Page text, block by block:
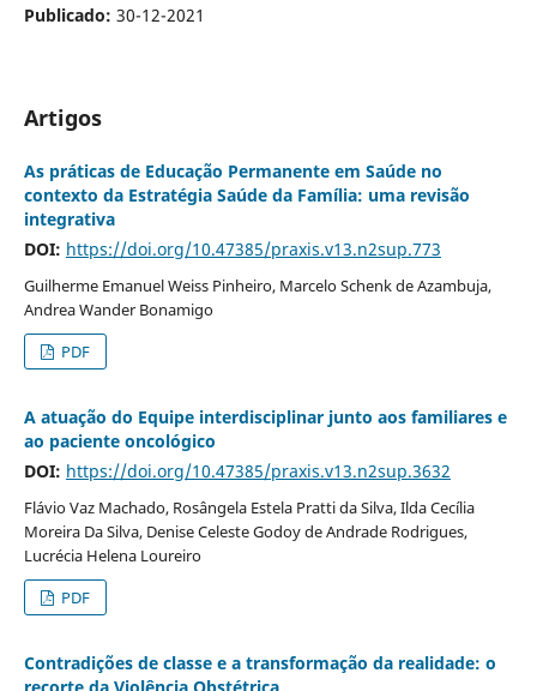
Publicado: 30-12-2021
Artigos
As práticas de Educação Permanente em Saúde no
contexto da Estratégia Saúde da Família: uma revisão
integrativa
DOI: https://doi.org/10.47385/praxis.v13.n2sup.773
Guilherme Emanuel Weiss Pinheiro, Marcelo Schenk de Azambuja,
Andrea Wander Bonamigo
PDF
A atuação do Equipe interdisciplinar junto aos familiares e
ao paciente oncológico
DOI: https://doi.org/10.47385/praxis.v13.n2sup.3632
Flávio Vaz Machado, Rosângela Estela Pratti da Silva, Ilda Cecília
Moreira Da Silva, Denise Celeste Godoy de Andrade Rodrigues,
Lucrécia Helena Loureiro
PDF
Contradições de classe e a transformação da realidade: o